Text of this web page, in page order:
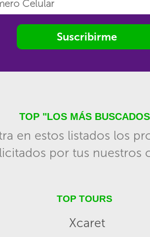
Suscribirme
TOP "LOS MÁS
en estos listados los
por tus nuestros
TOP TOURS
Xcaret